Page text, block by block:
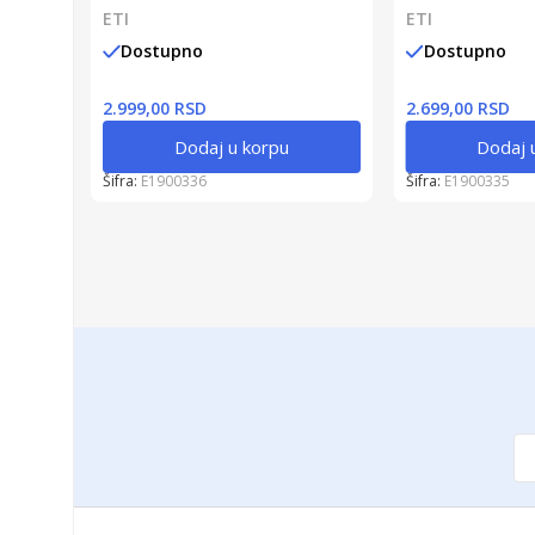
ETI
Dostupno
2.999,00 RSD
Dodaj u korpu
Šifra: E1900336
ETI
Dostupno
2.699,00 RSD
Dodaj
Šifra: E1900335